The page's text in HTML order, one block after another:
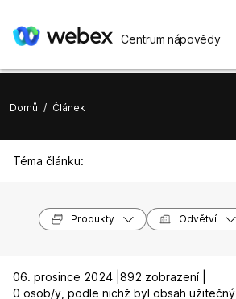
Centrum nápovědy
Domů / Článek
Téma článku:
Produkty Odvětví
06. prosince 2024 | 892 zobrazení |
0 osob/y, podle nichž byl obsah užitečný